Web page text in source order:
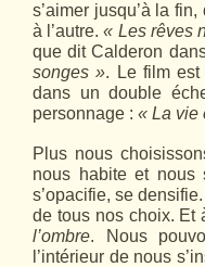
s’aimer jusqu’à la
à l’autre.« Les rêves
que dit Calderon
songes ». Le film est
dans un double
personnage : « La vie
Plus nous
nous habite et nous
s’opacifie, se
de tous nos choix.
l’ombre. Nous
l’intérieur de nous